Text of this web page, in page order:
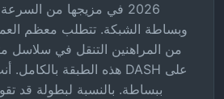
2026 في مزيجها من
وبساطة الشبكة. تتطلب معظم
من المراهنين التنقل في سلاسل